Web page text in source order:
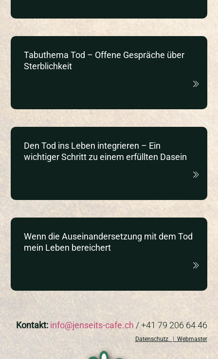
Tabuthema Tod – Offene Gespräche über
Sterblichkeit
Den Tod ins Leben integrieren – Ein
wichtiger Schritt zu einem erfüllten Dasein
Wenn die Auseinandersetzung mit dem Tod
mein Leben bereichert
Kontakt: info@jenseits-cafe.ch / +41 79 206 64 46
Datenschutz| Webmaster